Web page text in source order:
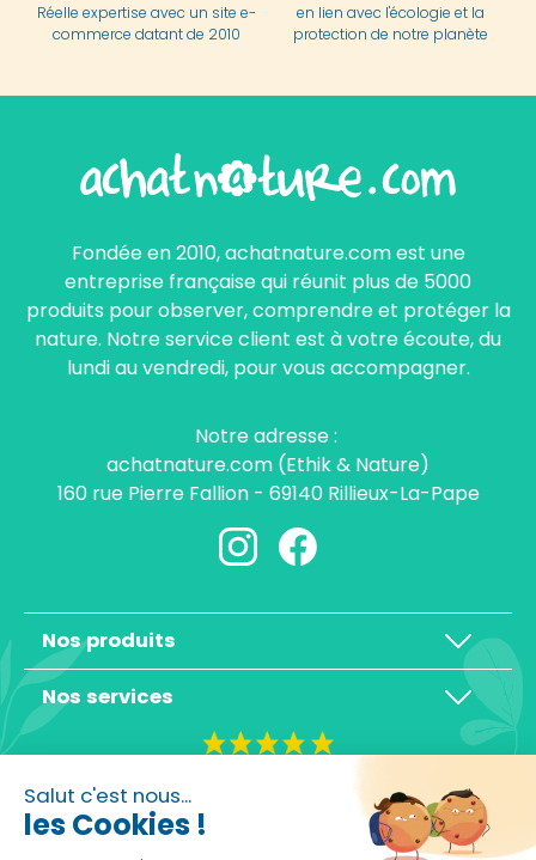
Salut c'est nous...
les Cookies !
Réelle expertise avec un site e-
commerce datant de 2010
en lien avec l'écologie et la
protection de notre planète
Fondée en 2010, achatnature.com est une
entreprise française qui réunit plus de 5000
produits pour observer, comprendre et protéger la
nature. Notre service client est à votre écoute, du
lundi au vendredi, pour vous accompagner.
Notre adresse :
achatnature.com (Ethik & Nature)
160 rue Pierre Fallion - 69140 Rillieux-La-Pape
Nos produits
Nos services